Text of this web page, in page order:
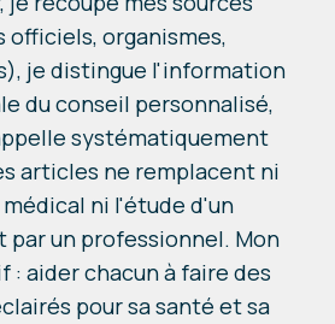
officiels, organismes,
je distingue l'information
du conseil personnalisé,
systématiquement
articles ne remplacent ni
médical ni l'étude d'un
par un professionnel. Mon
: aider chacun à faire des
pour sa santé et sa